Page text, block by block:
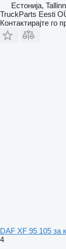
Естонија, Tallinn
TruckParts Eesti
Контактирајте го
DAF XF 95 105 за
4